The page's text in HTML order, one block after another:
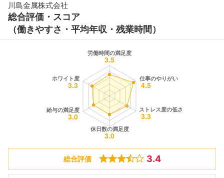
川島金属株式会社
総合評価・スコア
（働きやすさ・平均年収・残業時間）
総合評価 3.4